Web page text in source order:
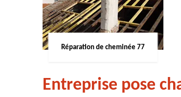
Réparation de cheminée 77
Entreprise pose